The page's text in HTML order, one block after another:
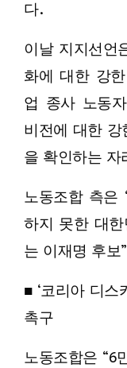
다.
이날 지지선언
화에 대한 강
업 종사 노동
비전에 대한
을 확인하는 자
노동조합 측은
하지 못한 대
는 이재명 후보
■ ‘코리아 디스
촉구
노동조합은 “6